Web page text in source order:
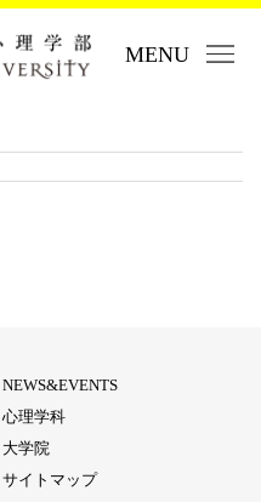
MENU
NEWS&EVENTS
心理学科
大学院
サイトマップ